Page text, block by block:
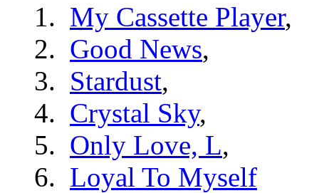
My Cassette Player,
Good News,
Stardust,
Crystal Sky,
Only Love, L,
Loyal To Myself